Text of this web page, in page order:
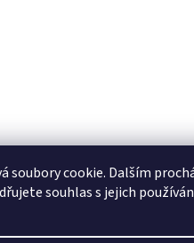
soubory cookie. Dalším
souhlas s jejich